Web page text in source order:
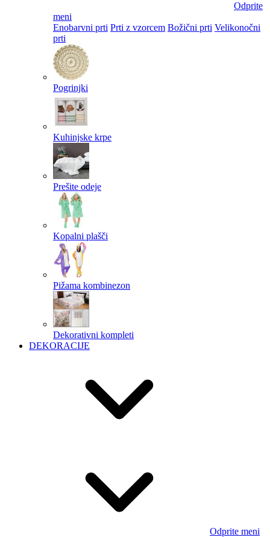
Odprite
meni
Enobarvni prti Prti z vzorcem Božični prti Velikonočni
prti​
Pogrinjki
Kuhinjske krpe
Prešite odeje
Kopalni plašči
Pižama kombinezon
Dekorativni kompleti
DEKORACIJE
Odprite meni